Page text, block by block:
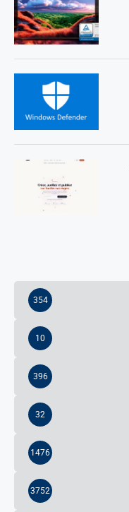
354
10
396
32
1476
3752